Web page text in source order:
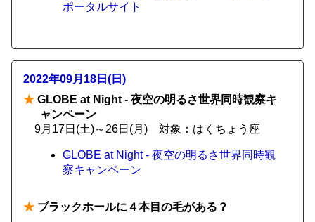
ポータルサイト
2022年09月18日(日)
★ GLOBE at Night - 夜空の明るさ世界同時観察キ
ャンペーン
9月17日(土)～26日(月) 対象：はくちょう座
GLOBE at Night - 夜空の明るさ世界同時観
察キャンペーン
★ ブラックホールに４本目の毛がある？